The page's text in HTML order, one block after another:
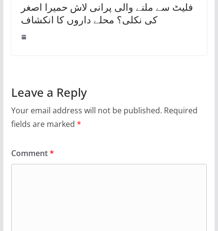
فلیٹ سے ملنے والی پرانی لاش حمیرا اصغر
کی نکلی؟ محلے داروں کا انکشاف
Leave a Reply
Your email address will not be published. Required
fields are marked *
Comment*